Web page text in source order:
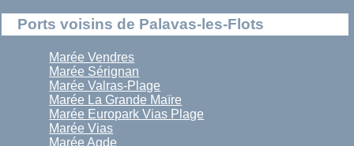
Ports voisins de Palavas-les-Flots
Marée Vendres
Marée Sérignan
Marée Valras-Plage
Marée La Grande Maïre
Marée Europark Vias Plage
Marée Vias
Marée Agde